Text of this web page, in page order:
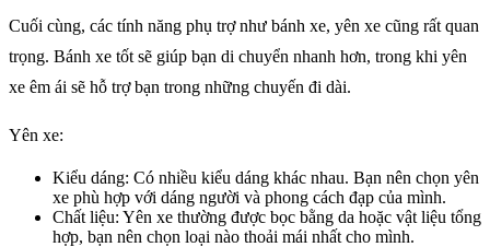
Cuối cùng, các tính năng phụ trợ như bánh xe, yên xe cũng rất quan
trọng. Bánh xe tốt sẽ giúp bạn di chuyển nhanh hơn, trong khi yên
xe êm ái sẽ hỗ trợ bạn trong những chuyến đi dài.
Yên xe:
Kiểu dáng: Có nhiều kiểu dáng khác nhau. Bạn nên chọn yên
xe phù hợp với dáng người và phong cách đạp của mình.
Chất liệu: Yên xe thường được bọc bằng da hoặc vật liệu tổng
hợp, bạn nên chọn loại nào thoải mái nhất cho mình.